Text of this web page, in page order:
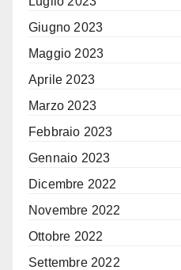
Giugno 2023
Maggio 2023
Aprile 2023
Marzo 2023
Febbraio 2023
Gennaio 2023
Dicembre 2022
Novembre 2022
Ottobre 2022
Settembre 2022